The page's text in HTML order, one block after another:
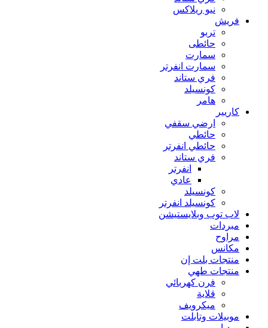
نيو ريلاكس
فريش
تربو
حائطى
سمارت
سمارت انفرتر
فري ستاند
كونسيلد
هامر
كاريير
ارضي سقفي
حائطي
حائطي انفرتر
فري ستاند
انفرتر
عادي
كونسيلد
كونسيلد انفرتر
لاب توب وبلايستيشن
مبردات
مراوح
مكانس
منتجات بلت إن
منتجات طهي
فرن كهربائي
قلاية
ميكرويف
موبيلات وتابلت